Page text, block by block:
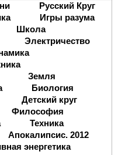
Русский Круг
Игры разума
Школа
Электричество
Земля
Биология
Детский круг
Философия
Техника
Апокалипсис. 2012
энергетика